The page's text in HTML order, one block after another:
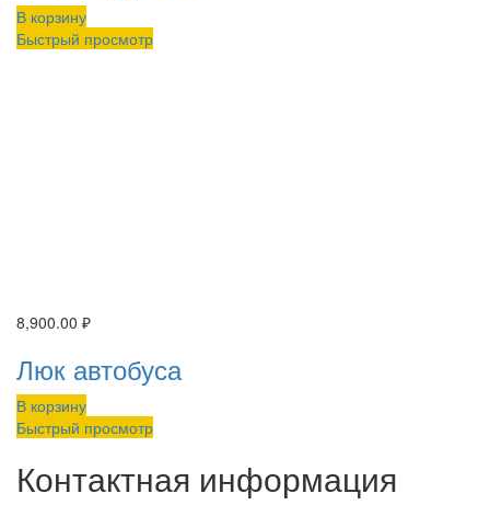
В корзину
Быстрый просмотр
8,900.00 ₽
Люк автобуса
В корзину
Быстрый просмотр
Контактная информация